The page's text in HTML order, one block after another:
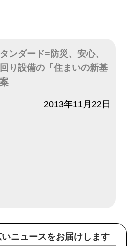
ンダード=防災、安心、
り設備の「住まいの新基
2013年11月22日
ニュースをお届けします